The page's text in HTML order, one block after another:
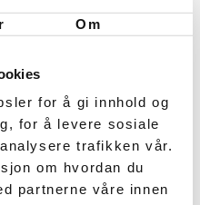
Om
for å gi innhold og
for å levere sosiale
trafikken vår.
om hvordan du
partnerne våre innen
norsk sokkel